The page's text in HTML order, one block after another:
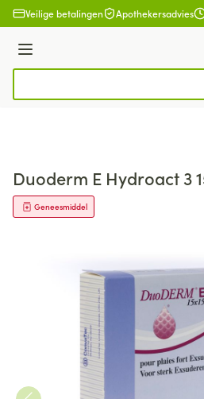
Ga naar de inhoud
Veilige betalingen Apothekersadvies
Menu
Duoderm E Hydroact 3
Geneesmiddel